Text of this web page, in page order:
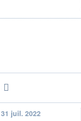
31 juil. 2022